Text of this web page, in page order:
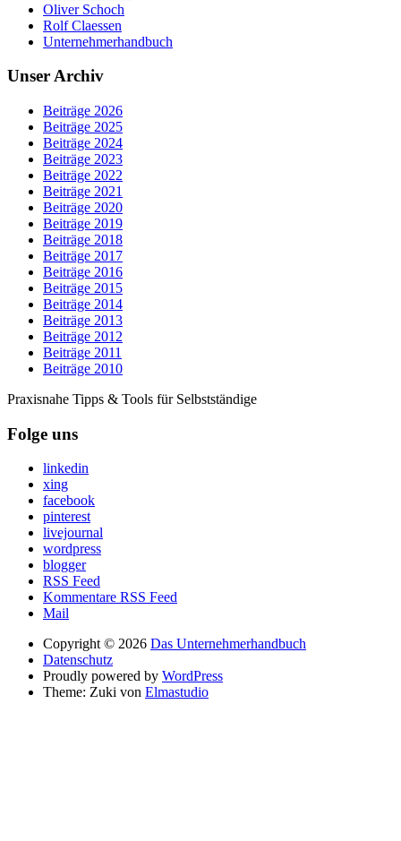
Oliver Schoch
Rolf Claessen
Unternehmerhandbuch
Unser Archiv
Beiträge 2026
Beiträge 2025
Beiträge 2024
Beiträge 2023
Beiträge 2022
Beiträge 2021
Beiträge 2020
Beiträge 2019
Beiträge 2018
Beiträge 2017
Beiträge 2016
Beiträge 2015
Beiträge 2014
Beiträge 2013
Beiträge 2012
Beiträge 2011
Beiträge 2010
Praxisnahe Tipps & Tools für Selbstständige
Folge uns
linkedin
xing
facebook
pinterest
livejournal
wordpress
blogger
RSS Feed
Kommentare RSS Feed
Mail
Copyright © 2026 Das Unternehmerhandbuch
Datenschutz
Proudly powered by WordPress
Theme: Zuki von Elmastudio